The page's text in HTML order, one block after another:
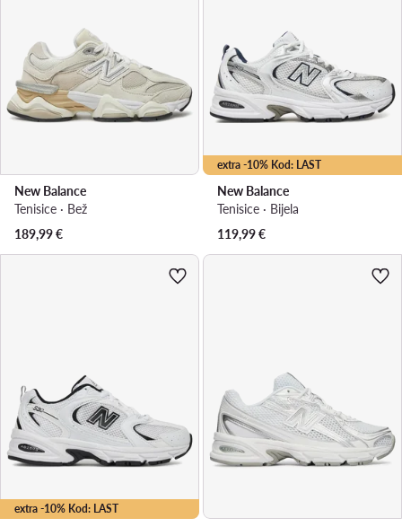
New Balance
Tenisice · Bež
189,99€
extra -10% Kod: LAST
New Balance
Tenisice · Bijela
119,99€
extra -10% Kod: LAST